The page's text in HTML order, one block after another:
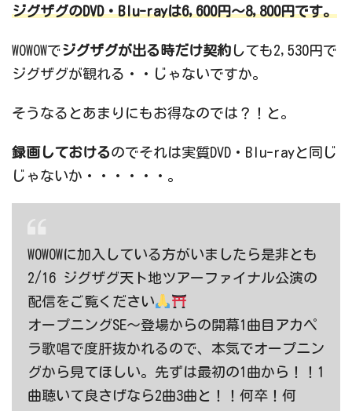
ジグザグのDVD・Blu-rayは6,600円～8,800円です。
WOWOWでジグザグが出る時だけ契約 しても2,530円で
ジグザグが観れる・・じゃないですか。
そうなるとあまりにもお得なのでは？！と。
録画しておけるのでそれは実質DVD・Blu-rayと同じ
じゃないか・・・・・・。
WOWOWに加入している方がいましたら是非とも
2/16 ジグザグ天ト地ツアーファイナル公演の
配信をご覧ください
オープニングSE〜登場からの開幕1曲目アカペ
ラ歌唱で度肝抜かれるので、本気でオープニン
グから見てほしい。先ずは最初の1曲から！！1
曲聴いて良さげなら2曲3曲と！！何卒！何